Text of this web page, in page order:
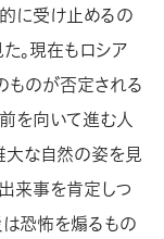
に受け止めるの
。現在もロシア
ものが否定される
前を向いて進む人
大な自然の姿を見
来事を肯定しつ
は恐怖を煽るもの